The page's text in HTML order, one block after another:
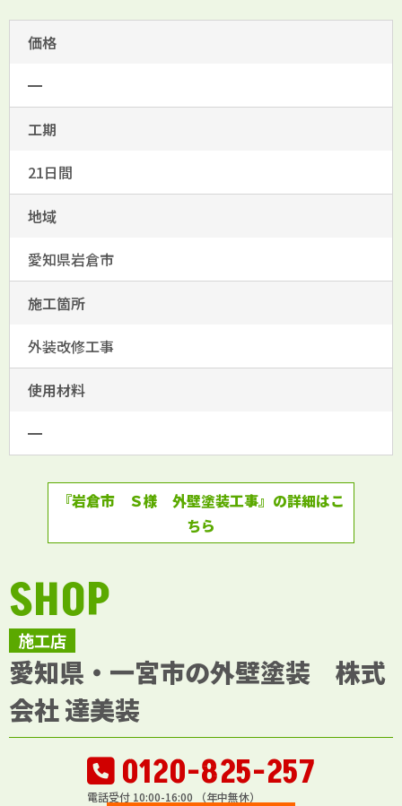
価格
━
工期
21日間
地域
愛知県岩倉市
施工箇所
外装改修工事
使用材料
━
『岩倉市 Ｓ様 外壁塗装工事』の詳細はこ
ちら
施工店
SHOP
愛知県・一宮市の外壁塗装 株式
会社 達美装
0120-825-257
電話受付 10:00-16:00 （年中無休）